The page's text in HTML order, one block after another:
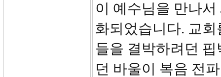
이 예수님을 만나
화되었습니다. 교
들을 결박하려던
던 바울이 복음 전